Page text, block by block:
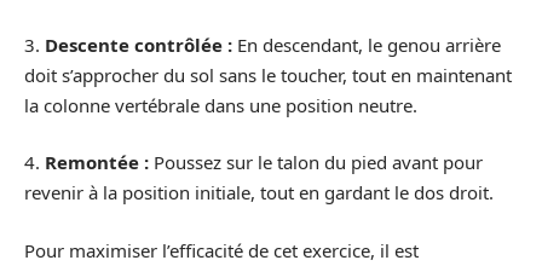
3. Descente contrôlée : En descendant, le genou arrière
doit s’approcher du sol sans le toucher, tout en maintenant
la colonne vertébrale dans une position neutre.
4. Remontée : Poussez sur le talon du pied avant pour
revenir à la position initiale, tout en gardant le dos droit.
Pour maximiser l’efficacité de cet exercice, il est